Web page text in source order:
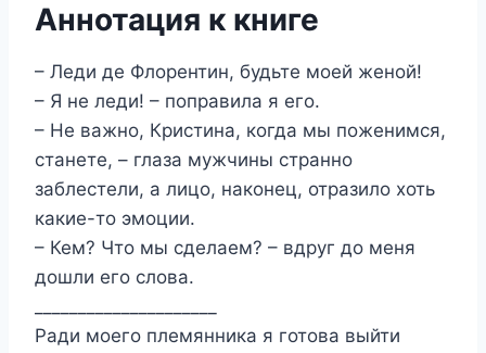
Аннотация к книге
– Леди де Флорентин, будьте моей женой!
– Я не леди! – поправила я его.
– Не важно, Кристина, когда мы поженимся,
станете, – глаза мужчины странно
заблестели, а лицо, наконец, отразило хоть
какие-то эмоции.
– Кем? Что мы сделаем? – вдруг до меня
дошли его слова.
Ради моего племянника я готова выйти